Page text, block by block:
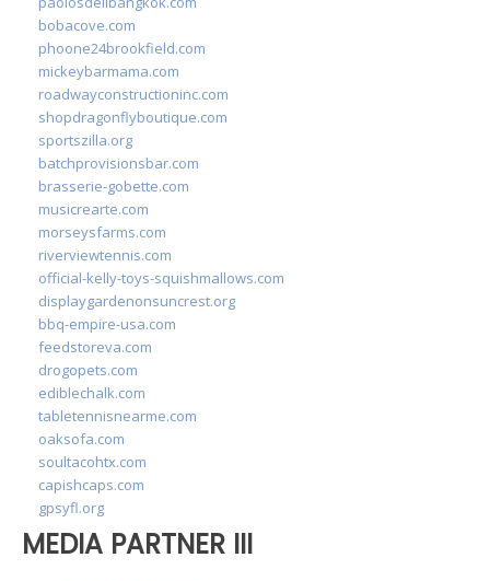
bobacove.com
phoone24brookfield.com
mickeybarmama.com
roadwayconstructioninc.com
shopdragonflyboutique.com
sportszilla.org
batchprovisionsbar.com
brasserie-gobette.com
musicrearte.com
morseysfarms.com
riverviewtennis.com
official-kelly-toys-squishmallows.com
displaygardenonsuncrest.org
bbq-empire-usa.com
feedstoreva.com
drogopets.com
ediblechalk.com
tabletennisnearme.com
oaksofa.com
soultacohtx.com
capishcaps.com
gpsyfl.org
MEDIA PARTNER III